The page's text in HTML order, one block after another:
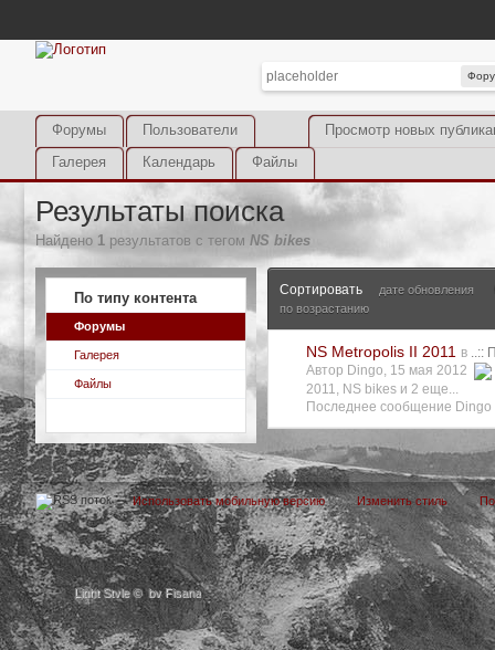
Light Style © by Fisana
Просмотр новых
Форумы
Пользователи
Галерея
Календарь Файлы
Результаты поиска
Найдено 1 результатов с тегом NS bikes
По типу контента
Форумы
Галерея
Файлы
Сортировать
дате обновления
по возрастанию
NS Metropolis II 2011 в ..::
Автор Dingo, 15 мая 2012
2011, NS bikes и 2 еще...
Последнее сообщение
Использовать мобильную версию Изменить стиль